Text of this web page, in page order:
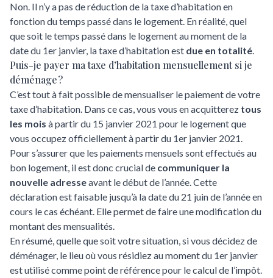
Non. Il n’y a pas de réduction de la taxe d’habitation en
fonction du temps passé dans le logement. En réalité, quel
que soit le temps passé dans le logement au moment de la
date du 1er janvier, la taxe d’habitation est due en totalité.
Puis-je payer ma taxe d’habitation mensuellement si je
déménage ?
C’est tout à fait possible de mensualiser le paiement de votre
taxe d’habitation. Dans ce cas, vous vous en acquitterez tous
les mois à partir du 15 janvier 2021 pour le logement que
vous occupez officiellement à partir du 1er janvier 2021.
Pour s’assurer que les paiements mensuels sont effectués au
bon logement, il est donc crucial de communiquer la
nouvelle adresseavant le début de l’année. Cette
déclaration est faisable jusqu’à la date du 21 juin de l’année en
cours le cas échéant. Elle permet de faire une modification du
montant des mensualités.
En résumé, quelle que soit votre situation, sivous décidez de
déménager, le lieu où vous résidiez au moment du 1er janvier
est utilisé comme point de référence pour le calcul de l’impôt.